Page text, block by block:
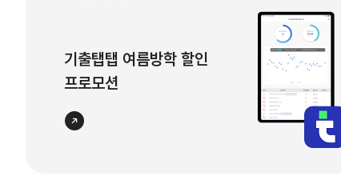
기출탭탭 여름방학 할인
프로모션